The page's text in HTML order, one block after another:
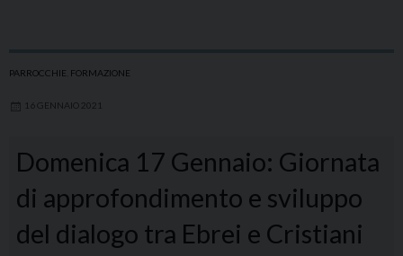
PARROCCHIE FORMAZIONE
16 GENNAIO 2021
Domenica 17 Gennaio: Giornata
di approfondimento e sviluppo
del dialogo tra Ebrei e Cristiani